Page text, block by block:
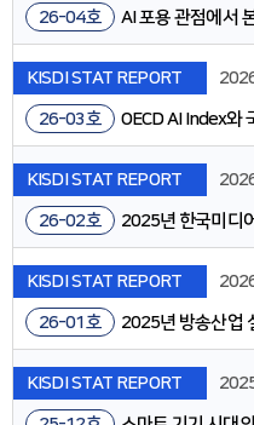
26-04호
AI 포용 관점에서 본 생성형 인공지
KISDI STAT REPORT
26-03호
OECD AI Index와
KISDI STAT REPORT
26-02호
2025년 한국미디어패
KISDI STAT REPORT
26-01호
2025년 방송산업
KISDI STAT REPORT